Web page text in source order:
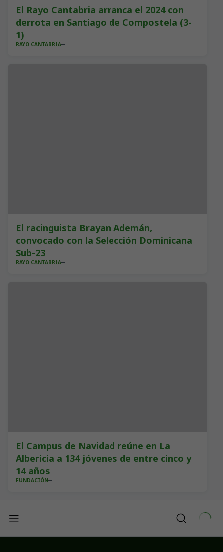
El Rayo Cantabria arranca el 2024 con
derrota en Santiago de Compostela (3-
1)
RAYO CANTABRIA
El racinguista Brayan Ademán,
convocado con la Selección Dominicana
Sub-23
RAYO CANTABRIA
El Campus de Navidad reúne en La
Albericia a 134 jóvenes de entre cinco y
14 años
FUNDACIÓN